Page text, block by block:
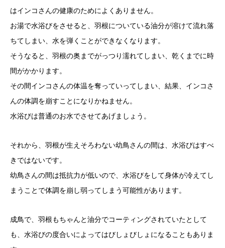
はインコさんの健康のためによくありません。
お湯で水浴びをさせると、羽根についている油分が溶けて流れ落
ちてしまい、水を弾くことができなくなります。
そうなると、羽根の奥までがっつり濡れてしまい、乾くまでに時
間がかかります。
その間インコさんの体温を奪っていってしまい、結果、インコさ
んの体調を崩すことになりかねません。
水浴びは普通のお水でさせてあげましょう。
それから、羽根が生えそろわない幼鳥さんの間は、水浴びはすべ
きではないです。
幼鳥さんの間は抵抗力が低いので、水浴びをして身体が冷えてし
まうことで体調を崩し弱ってしまう可能性があります。
成鳥で、羽根もちゃんと油分でコーティングされていたとして
も、水浴びの度合いによってはびしょびしょになることもありま